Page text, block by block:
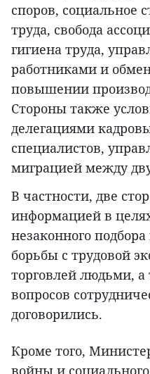
споров, социальное
труда, свобода
гигиена труда,
работниками и
повышении
Стороны также
делегациями
специалистов,
миграцией между
В частности, две
информацией в
незаконного
борьбы с трудовой
торговлей людьми,
вопросов
договорились.
Кроме того,